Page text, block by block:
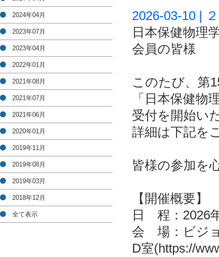
2026-03-10 |
日本保健物理
会員の皆様
このたび、第
「日本保健
受付を開始い
詳細は下記を
皆様の参加を
【開催概要】
日 程：2026
会 場：ビジョ
D室(https://
2024年04月
2023年07月
2023年04月
2022年01月
2021年08月
2021年07月
2021年06月
2020年01月
2019年11月
2019年08月
2019年03月
2018年12月
全て表示